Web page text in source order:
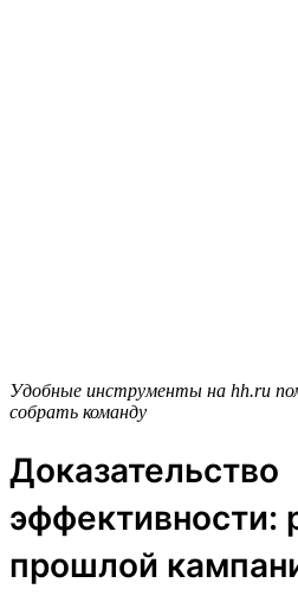
Удобные инструменты на hh.ru
собрать команду
Доказательство
эффективности:
прошлой